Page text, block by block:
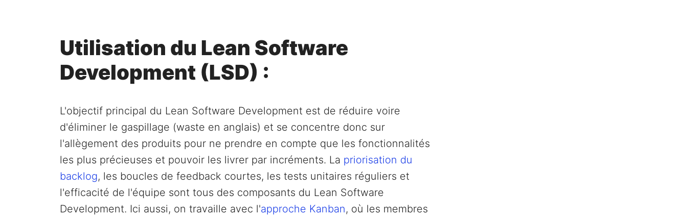
Utilisation du Lean Software
Development (LSD) :
L'objectif principal du Lean Software Development est de réduire voire
d'éliminer le gaspillage (waste en anglais) et se concentre donc sur
l'allègement des produits pour ne prendre en compte que les fonctionnalités
les plus précieuses et pouvoir les livrer par incréments. La priorisation du
backlog, les boucles de feedback courtes, les tests unitaires réguliers et
l'efficacité de l'équipe sont tous des composants du Lean Software
Development. Ici aussi, on travaille avec l'approche Kanban, où les membres